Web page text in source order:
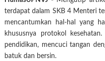
terdapat dalam SKB 4 Menteri
mencantumkan hal-hal yang
khususnya protokol
pendidikan, mencuci tangan
batuk dan bersin.